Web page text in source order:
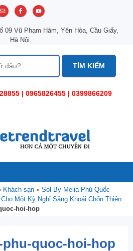
09 Vũ Phạm Hàm, Yên Hòa, Cầu Giấy,
Hà Nội.
| 0965826455 | 0399866209
Khách sạn » Sol By Melia Phú Quốc –
Một Kỳ Nghỉ Sảng Khoái Chốn Thiên
hoi-hop
quoc-hoi-hop